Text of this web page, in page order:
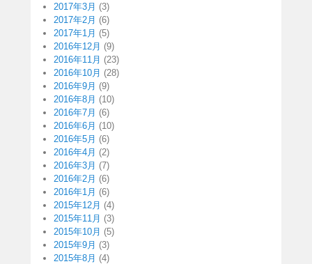
2017年3月 (3)
2017年2月 (6)
2017年1月 (5)
2016年12月 (9)
2016年11月 (23)
2016年10月 (28)
2016年9月 (9)
2016年8月 (10)
2016年7月 (6)
2016年6月 (10)
2016年5月 (6)
2016年4月 (2)
2016年3月 (7)
2016年2月 (6)
2016年1月 (6)
2015年12月 (4)
2015年11月 (3)
2015年10月 (5)
2015年9月 (3)
2015年8月 (4)